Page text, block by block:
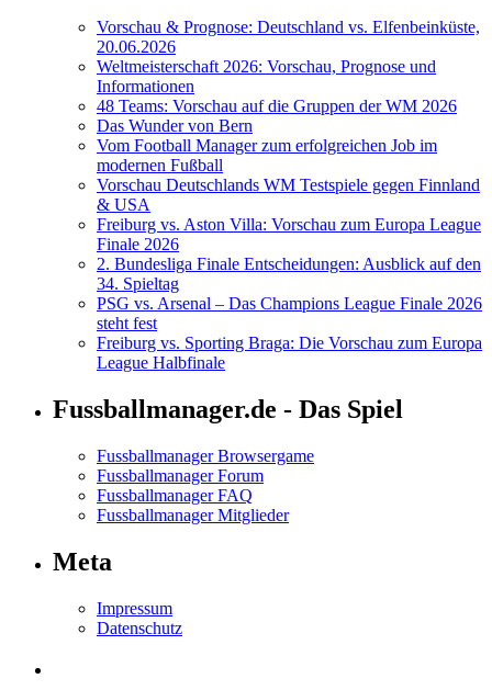
Vorschau & Prognose: Deutschland vs. Elfenbeinküste,
20.06.2026
Weltmeisterschaft 2026: Vorschau, Prognose und
Informationen
48 Teams: Vorschau auf die Gruppen der WM 2026
Das Wunder von Bern
Vom Football Manager zum erfolgreichen Job im
modernen Fußball
Vorschau Deutschlands WM Testspiele gegen Finnland
& USA
Freiburg vs. Aston Villa: Vorschau zum Europa League
Finale 2026
2. Bundesliga Finale Entscheidungen: Ausblick auf den
34. Spieltag
PSG vs. Arsenal – Das Champions League Finale 2026
steht fest
Freiburg vs. Sporting Braga: Die Vorschau zum Europa
League Halbfinale
Fussballmanager.de - Das Spiel
Fussballmanager Browsergame
Fussballmanager Forum
Fussballmanager FAQ
Fussballmanager Mitglieder
Meta
Impressum
Datenschutz